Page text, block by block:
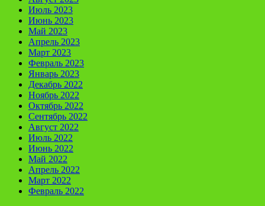
Июль 2023
Июнь 2023
Май 2023
Апрель 2023
Март 2023
Февраль 2023
Январь 2023
Декабрь 2022
Ноябрь 2022
Октябрь 2022
Сентябрь 2022
Август 2022
Июль 2022
Июнь 2022
Май 2022
Апрель 2022
Март 2022
Февраль 2022